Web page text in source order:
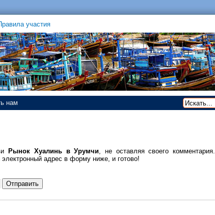
участия
нам
Рынок Хуалинь в Урумчи, не оставляя своего комментария.
адрес в форму ниже, и готово!